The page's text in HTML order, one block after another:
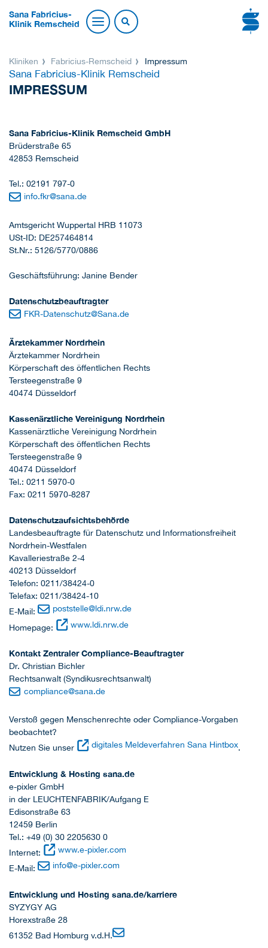
Sana Fabricius-
Klinik Remscheid
Kliniken Fabricius-Remscheid Impressum
Sana Fabricius-Klinik Remscheid
IMPRESSUM
Sana Fabricius-Klinik Remscheid GmbH
Brüderstraße 65
42853 Remscheid
Tel.: 02191 797-0
info.fkr@sana.de
Amtsgericht Wuppertal HRB 11073
USt-ID: DE257464814
St.Nr.: 5126/5770/0886
Geschäftsführung: Janine Bender
Datenschutzbeauftragter
FKR-Datenschutz@Sana.de
Ärztekammer Nordrhein
Ärztekammer Nordrhein
Körperschaft des öffentlichen Rechts
Tersteegenstraße 9
40474 Düsseldorf
Kassenärztliche Vereinigung Nordrhein
Kassenärztliche Vereinigung Nordrhein
Körperschaft des öffentlichen Rechts
Tersteegenstraße 9
40474 Düsseldorf
Tel.: 0211 5970-0
Fax: 0211 5970-8287
Datenschutzaufsichtsbehörde
Landesbeauftragte für Datenschutz und Informationsfreiheit
Nordrhein-Westfalen
Kavalleriestraße 2-4
40213 Düsseldorf
Telefon: 0211/38424-0
Telefax: 0211/38424-10
E-Mail:
poststelle@ldi.nrw.de
Homepage:
www.ldi.nrw.de
Kontakt Zentraler Compliance-Beauftragter
Dr. Christian Bichler
Rechtsanwalt (Syndikusrechtsanwalt)
compliance@sana.de
Verstoß gegen Menschenrechte oder Compliance-Vorgaben
beobachtet?
Nutzen Sie unser
digitales Meldeverfahren Sana Hintbox.
Entwicklung & Hosting sana.de
e-pixler GmbH
in der LEUCHTENFABRIK/Aufgang E
Edisonstraße 63
12459 Berlin
Tel.: +49 (0) 30 2205630 0
Internet:
www.e-pixler.com
E-Mail:
info@e-pixler.com
Entwicklung und Hosting sana.de/karriere
SYZYGY AG
Horexstraße 28
61352 Bad Homburg v.d.H.